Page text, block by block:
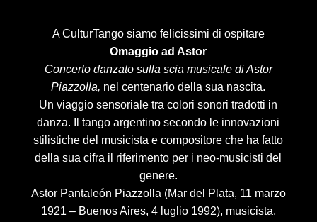
A CulturTango siamo felicissimi di ospitare
Omaggio ad Astor
Concerto danzato sulla scia musicale di Astor
Piazzolla, nel centenario della sua nascita.
Un viaggio sensoriale tra colori sonori tradotti in
danza. Il tango argentino secondo le innovazioni
stilistiche del musicista e compositore che ha fatto
della sua cifra il riferimento per i neo-musicisti del
genere.
Astor Pantaleón Piazzolla (Mar del Plata, 11 marzo
1921 – Buenos Aires, 4 luglio 1992), musicista,